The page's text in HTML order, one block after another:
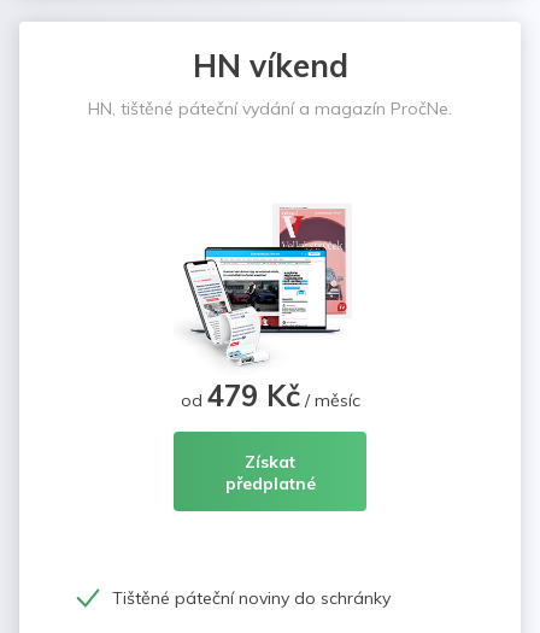
HN víkend
HN, tištěné páteční vydání a magazín PročNe.
od 479 Kč/ měsíc
Získat
předplatné
Tištěné páteční noviny do schránky